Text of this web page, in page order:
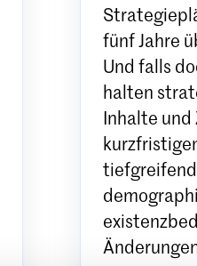
fünf Jahre
Und falls
halten
Inhalte